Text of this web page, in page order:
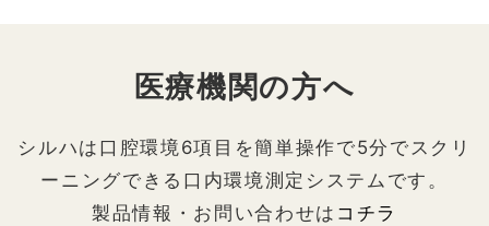
医療機関の方へ
シルハは口腔環境6項目を簡単操作で5分でスクリ
ーニングできる口内環境測定システムです。
製品情報・お問い合わせは コチラ